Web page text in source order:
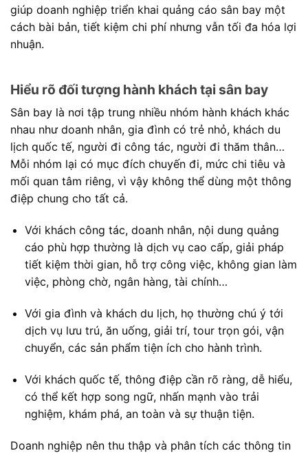
giúp doanh nghiệp triển khai quảng cáo sân bay một
cách bài bản, tiết kiệm chi phí nhưng vẫn tối đa hóa lợi
nhuận.
Hiểu rõ đối tượng hành khách tại sân bay
Sân bay là nơi tập trung nhiều nhóm hành khách khác
nhau như doanh nhân, gia đình có trẻ nhỏ, khách du
lịch quốc tế, người đi công tác, người đi thăm thân…
Mỗi nhóm lại có mục đích chuyến đi, mức chi tiêu và
mối quan tâm riêng, vì vậy không thể dùng một thông
điệp chung cho tất cả.
Với khách công tác, doanh nhân, nội dung quảng
cáo phù hợp thường là dịch vụ cao cấp, giải pháp
tiết kiệm thời gian, hỗ trợ công việc, không gian làm
việc, phòng chờ, ngân hàng, tài chính…
Với gia đình và khách du lịch, họ thường chú ý tới
dịch vụ lưu trú, ăn uống, giải trí, tour trọn gói, vận
chuyển, các sản phẩm tiện ích cho hành trình.
Với khách quốc tế, thông điệp cần rõ ràng, dễ hiểu,
có thể kết hợp song ngữ, nhấn mạnh vào trải
nghiệm, khám phá, an toàn và sự thuận tiện.
Doanh nghiệp nên thu thập và phân tích các thông tin